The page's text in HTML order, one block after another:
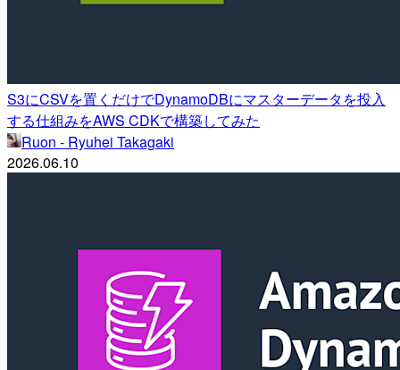
S3にCSVを置くだけでDynamoDBにマスターデータを投入
する仕組みをAWS CDKで構築してみた
Ruon - Ryuhei Takagaki
2026.06.10